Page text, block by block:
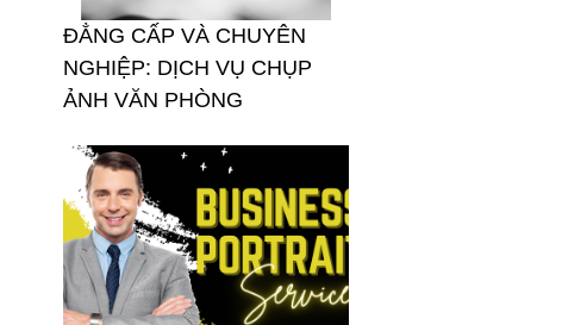
ĐẲNG CẤP VÀ CHUYÊN
NGHIỆP: DỊCH VỤ CHỤP
ẢNH VĂN PHÒNG